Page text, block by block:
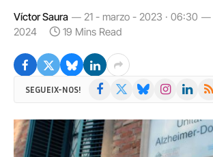
Víctor Saura 21 - marzo - 2023 · 06:30
2024
19 Mins Read
SEGUEIX-NOS! Facebook BlueskyInstagramLinkedIn
RSS